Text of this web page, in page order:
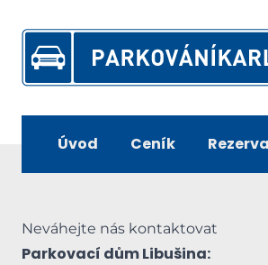
content
Úvod Ceník
Neváhejte nás kontaktovat
Parkovací dům Libušina: